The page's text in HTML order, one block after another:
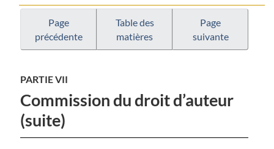
sur
le
droit
d’auteur
Loi
sur
droit
Loi
droit
Page
précédente
Table des
matières
Page
suivante
PARTIE VII
Commission du droit d’auteur
(suite)